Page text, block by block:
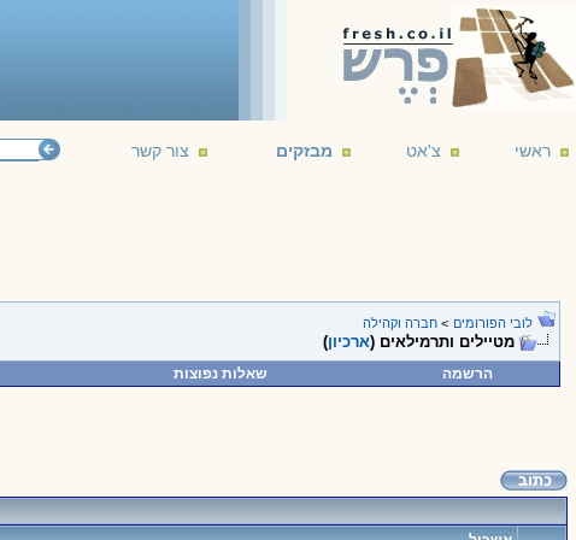
ראשי צ'אט מבזקים צור קשר
לובי הפורומים > חברה וקהילה
מטיילים ותרמילאים (ארכיון)
הרשמה שאלות נפוצות